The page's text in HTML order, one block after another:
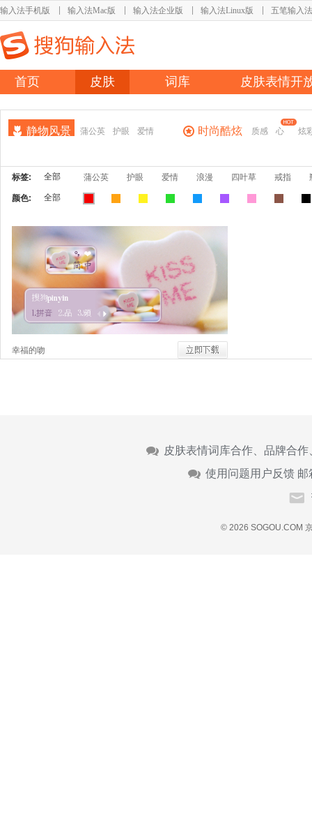
输入法手机版 输入法Mac版 输入法企业版 输入法Linux版 五笔输入法
首页 皮肤 词库 皮肤表情开
静物风景 蒲公英 护眼 爱情 时尚酷炫 质感 心 炫
标签: 全部 蒲公英 护眼 爱情 浪漫 四叶草 戒指
颜色: 全部
幸福的吻
皮肤表情词库合作、品牌合
使用问题用户反馈 邮
© 2026 SOGOU.COM